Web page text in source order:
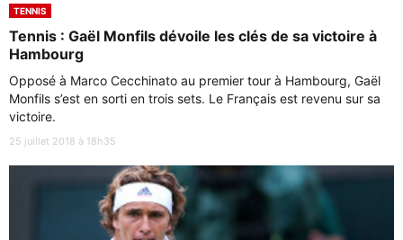
TENNIS
Tennis : Gaël Monfils dévoile les clés de sa victoire à
Hambourg
Opposé à Marco Cecchinato au premier tour à Hambourg, Gaël
Monfils s’est en sorti en trois sets. Le Français est revenu sur sa
victoire.
25 juillet 2018 à 18h35